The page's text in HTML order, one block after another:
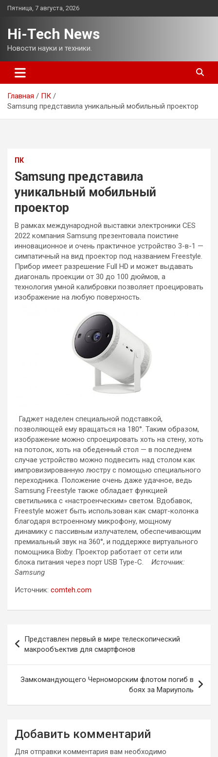
Перейти
Пятница, 7 августа, 2026
Hi-Tech News
Новости науки и техники.
Главная
ПК
Samsung представила уникальный мобильный проектор
ПК
Samsung представила
уникальный мобильный
проектор
В рамках международной выставки электроники CES
2022 компания Samsung презентовала поистине
инновационное и очень практичное устройство 3-в-1 —
симпатичный на вид проектор под названием Freestyle.
Прибор имеет разрешение Full HD и может выдавать
диагональ проекции от 30 до 100 дюймов, а
технология умной калибровки позволяет проецировать
изображение на любую поверхность.
Гаджет наделен специальной подставкой,
позволяющей ему вращаться на 180°. Таким образом,
изображение можно спроецировать хоть на стену, хоть
на потолок, хоть на обеденный стол — в последнем
случае устройство можно подвесить над столом как
импровизированную люстру с помощью специального
переходника. Положение очень даже удачное, ведь
Samsung Freestyle также обладает функцией
светильника с «настроенческим» светом. Вдобавок,
Freestyle может быть использован как смарт-колонка
благодаря встроенному микрофону, мощному
динамику с пассивным излучателем, обеспечивающим
премиальный звук на 360°, и поддержке виртуального
помощника Bixby. Проектор работает от сети или
блока питания через порт USB Type-C. Источник:
Samsung
Источник: comteh.com
по
записям
Представлен первый в мире телескопический
макрообъектив для смартфонов
Замкомандующего Черноморским флотом погиб в
боях за Мариуполь
Добавить комментарий
Для отправки комментария вам необходимо